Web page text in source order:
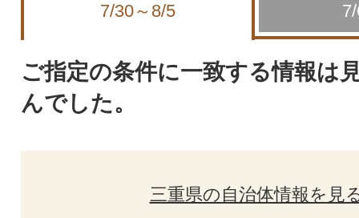
7/30～8/5
ご指定の条件に一致する情報は
んでした。
三重県の自治体情報を見